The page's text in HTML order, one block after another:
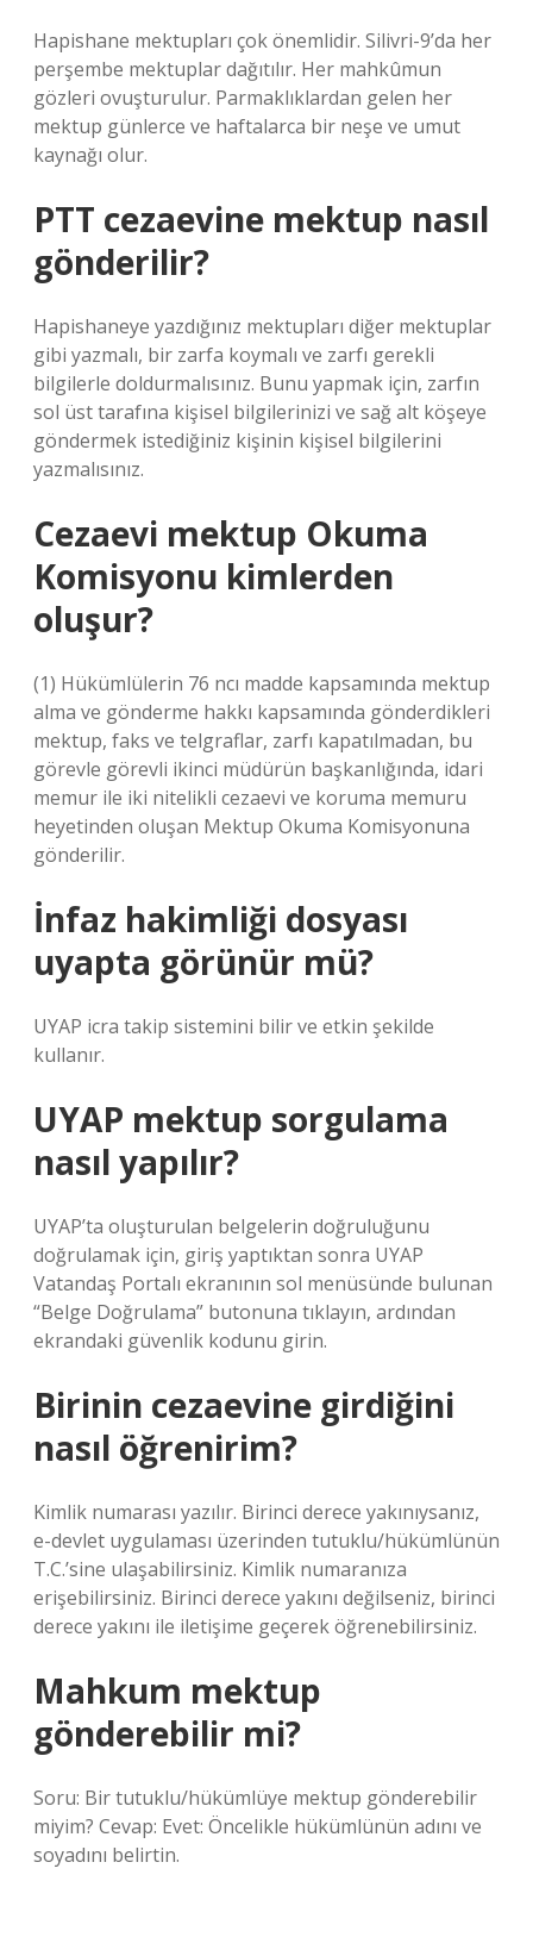
Hapishane mektupları çok önemlidir. Silivri-9’da her
perşembe mektuplar dağıtılır. Her mahkûmun
gözleri ovuşturulur. Parmaklıklardan gelen her
mektup günlerce ve haftalarca bir neşe ve umut
kaynağı olur.
PTT cezaevine mektup nasıl
gönderilir?
Hapishaneye yazdığınız mektupları diğer mektuplar
gibi yazmalı, bir zarfa koymalı ve zarfı gerekli
bilgilerle doldurmalısınız. Bunu yapmak için, zarfın
sol üst tarafına kişisel bilgilerinizi ve sağ alt köşeye
göndermek istediğiniz kişinin kişisel bilgilerini
yazmalısınız.
Cezaevi mektup Okuma
Komisyonu kimlerden
oluşur?
(1) Hükümlülerin 76 ncı madde kapsamında mektup
alma ve gönderme hakkı kapsamında gönderdikleri
mektup, faks ve telgraflar, zarfı kapatılmadan, bu
görevle görevli ikinci müdürün başkanlığında, idari
memur ile iki nitelikli cezaevi ve koruma memuru
heyetinden oluşan Mektup Okuma Komisyonuna
gönderilir.
İnfaz hakimliği dosyası
uyapta görünür mü?
UYAP icra takip sistemini bilir ve etkin şekilde
kullanır.
UYAP mektup sorgulama
nasıl yapılır?
UYAP’ta oluşturulan belgelerin doğruluğunu
doğrulamak için, giriş yaptıktan sonra UYAP
Vatandaş Portalı ekranının sol menüsünde bulunan
“Belge Doğrulama” butonuna tıklayın, ardından
ekrandaki güvenlik kodunu girin.
Birinin cezaevine girdiğini
nasıl öğrenirim?
Kimlik numarası yazılır. Birinci derece yakınıysanız,
e-devlet uygulaması üzerinden tutuklu/hükümlünün
T.C.’sine ulaşabilirsiniz. Kimlik numaranıza
erişebilirsiniz. Birinci derece yakını değilseniz, birinci
derece yakını ile iletişime geçerek öğrenebilirsiniz.
Mahkum mektup
gönderebilir mi?
Soru: Bir tutuklu/hükümlüye mektup gönderebilir
miyim? Cevap: Evet: Öncelikle hükümlünün adını ve
soyadını belirtin.